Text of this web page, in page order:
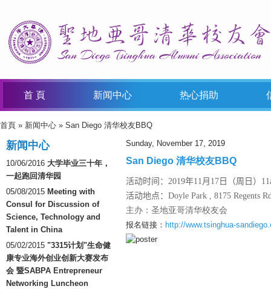
首 頁 新闻中心 热心捐助
You Are Here
首頁 » 新闻中心 » San Diego 清华校友BBQ
新闻中心
10/06/2016 大学毕业三十年，
一起跑回清华园
05/08/2015 Meeting with
Consul for Discussion of
Science, Technology and
Talent in China
05/02/2015 "3315计划"生命健
康专业海外创业创新大赛发布
会 暨SABPA Entrepreneur
Networking Luncheon
Sunday, November 17, 2019
San Diego 清华校友BBQ
活动时间：2019年11月17日（周日）
活动地点：Doyle Park , 8175 Regents
主办：圣地亚哥清华校友会
报名链接： http://www.tsinghua-